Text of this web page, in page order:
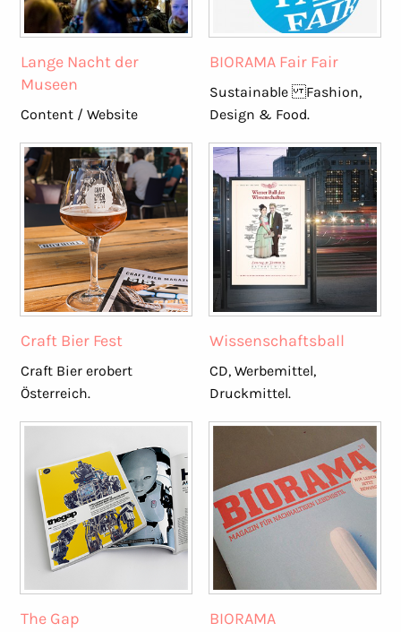
Lange Nacht der
Museen
Content / Website
BIORAMA Fair Fair
Sustainable Fashion,
Design & Food.
Craft Bier Fest
Craft Bier erobert
Österreich.
Wissenschaftsball
CD, Werbemittel,
Druckmittel.
The Gap BIORAMA